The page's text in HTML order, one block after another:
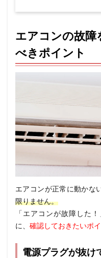
エアコンの故障
べきポイント
エアコンが正常に動かな
限りません。
「エアコンが故障した
に、 確認しておきたいポ
電源プラグが抜け